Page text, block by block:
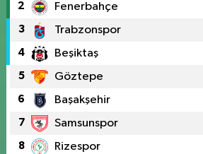
2 Fenerbahçe
3 Trabzonspor
4 Beşiktaş
5 Göztepe
6 Başakşehir
7 Samsunspor
8 Rizespor